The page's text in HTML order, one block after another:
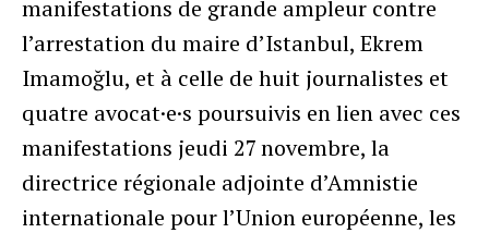
manifestations de grande ampleur contre
l’arrestation du maire d’Istanbul, Ekrem
Imamoğlu, et à celle de huit journalistes et
quatre avocat·e·s poursuivis en lien avec ces
manifestations jeudi 27 novembre, la
directrice régionale adjointe d’Amnistie
internationale pour l’Union européenne, les